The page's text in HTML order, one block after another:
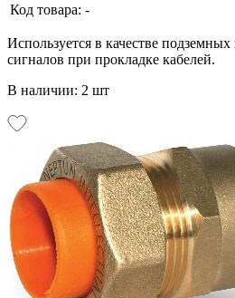
Код товара: -
Используется в качестве
сигналов при прокладке кабелей.
В наличии: 2 шт